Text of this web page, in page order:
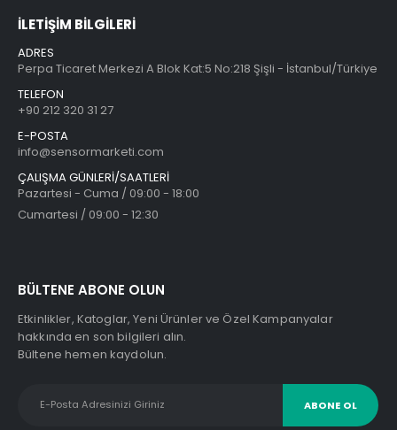
İLETİŞİM BİLGİLERİ
ADRES
Perpa Ticaret Merkezi A Blok Kat:5 No:218 Şişli - İstanbul/Türkiye
TELEFON
+90 212 320 31 27
E-POSTA
info@sensormarketi.com
ÇALIŞMA GÜNLERİ/SAATLERİ
Pazartesi - Cuma / 09:00 - 18:00
Cumartesi / 09:00 - 12:30
BÜLTENE ABONE OLUN
Etkinlikler, Katoglar, Yeni Ürünler ve Özel Kampanyalar
hakkında en son bilgileri alın.
Bültene hemen kaydolun.